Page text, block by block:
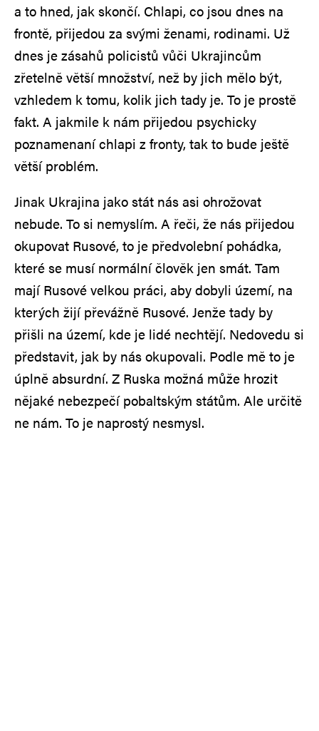
a to hned, jak skončí. Chlapi, co jsou dnes na
frontě, přijedou za svými ženami, rodinami. Už
dnes je zásahů policistů vůči Ukrajincům
zřetelně větší množství, než by jich mělo být,
vzhledem k tomu, kolik jich tady je. To je prostě
fakt. A jakmile k nám přijedou psychicky
poznamenaní chlapi z fronty, tak to bude ještě
větší problém.
Jinak Ukrajina jako stát nás asi ohrožovat
nebude. To si nemyslím. A řeči, že nás přijedou
okupovat Rusové, to je předvolební pohádka,
které se musí normální člověk jen smát. Tam
mají Rusové velkou práci, aby dobyli území, na
kterých žijí převážně Rusové. Jenže tady by
přišli na území, kde je lidé nechtějí. Nedovedu si
představit, jak by nás okupovali. Podle mě to je
úplně absurdní. Z Ruska možná může hrozit
nějaké nebezpečí pobaltským státům. Ale určitě
ne nám. To je naprostý nesmysl.